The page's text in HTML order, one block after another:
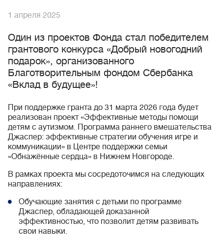
1 апреля 2025
Один из проектов Фонда стал победителем
грантового конкурса «Добрый новогодний
подарок», организованного
Благотворительным фондом Сбербанка
«Вклад в будущее»!
При поддержке гранта до 31 марта 2026 года будет
реализован проект «Эффективные методы помощи
детям с аутизмом. Программа раннего вмешательства
Джаспер: эффективные стратегии обучения игре и
коммуникации» в Центре поддержки семьи
«Обнажённые сердца» в Нижнем Новгороде.
В рамках проекта мы сосредоточимся на следующих
направлениях:
Обучающие занятия с детьми по программе
Джаспер, обладающей доказанной
эффективностью, что позволит детям развивать
свои навыки.